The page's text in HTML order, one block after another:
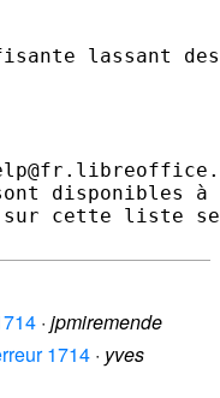
lassant
disponibles à
sur cette liste
· jpmiremende
1714 · yves